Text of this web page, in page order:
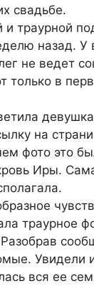
свадьбе.
траурной
назад. У
не ведет
в
на
фото это
Иры.
траурное
Увидели
вся ее